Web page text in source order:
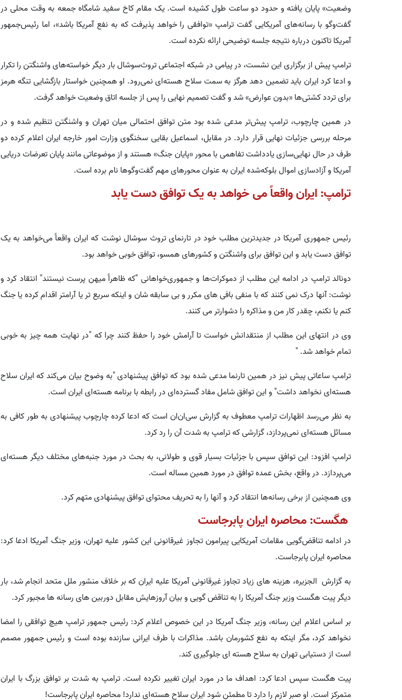
وضعیت» پایان یافته و حدود دو ساعت طول کشیده است. یک مقام کاخ سفید شامگاه جمعه به وقت محلی در
گفت‌وگو با رسانه‌های آمریکایی گفت ترامپ «توافقی را خواهد پذیرفت که به نفع آمریکا باشد»، اما رئیس‌جمهور
آمریکا تاکنون درباره نتیجه جلسه توضیحی ارائه نکرده است.
ترامپ پیش از برگزاری این نشست، در پیامی در شبکه اجتماعی تروث‌سوشال بار دیگر خواسته‌های واشنگتن را تکرار
و ادعا کرد ایران باید تضمین دهد هرگز به سمت سلاح هسته‌ای نمی‌رود. او همچنین خواستار بازگشایی تنگه هرمز
برای تردد کشتی‌ها «بدون عوارض» شد و گفت تصمیم نهایی را پس از جلسه اتاق وضعیت خواهد گرفت.
در همین چارچوب، ترامپ پیش‌تر مدعی شده بود متن توافق احتمالی میان تهران و واشنگتن تنظیم شده و در
مرحله بررسی جزئیات نهایی قرار دارد. در مقابل، اسماعیل بقایی سخنگوی وزارت امور خارجه ایران اعلام کرده دو
طرف در حال نهایی‌سازی یادداشت تفاهمی با محور «پایان جنگ» هستند و از موضوعاتی مانند پایان تعرضات دریایی
آمریکا و آزادسازی اموال بلوکه‌شده ایران به عنوان محورهای مهم گفت‌وگوها نام برده است.
ترامپ: ایران واقعاً می خواهد به یک توافق دست یابد
رئیس جمهوری آمریکا در جدیدترین مطلب خود در تارنمای تروث سوشال نوشت که ایران واقعاً می‌خواهد به یک
توافق دست یابد و این توافق برای واشنگتن و کشورهای همسو، توافق خوبی خواهد بود.
دونالد ترامپ در ادامه این مطلب از دموکرات‌ها و جمهوری‌خواهانی "که ظاهراً میهن پرست نیستند" انتقاد کرد و
نوشت: آنها درک نمی کنند که با منفی بافی های مکرر و بی سابقه شان و اینکه سریع تر یا آرامتر اقدام کرده یا جنگ
کنم یا نکنم، چقدر کار من و مذاکره را دشوارتر می کنند.
وی در انتهای این مطلب از منتقدانش خواست تا آرامش خود را حفظ کنند چرا که "در نهایت همه چیز به خوبی
تمام خواهد شد. "
ترامپ ساعاتی پیش نیز در همین تارنما مدعی شده بود که توافق پیشنهادی "به وضوح بیان می‌کند که ایران سلاح
هسته‌ای نخواهد داشت" و این توافق شامل مفاد گسترده‌ای در رابطه با برنامه هسته‌ای ایران است.
به نظر می‌رسد اظهارات ترامپ معطوف به گزارش سی‌ان‌ان است که ادعا کرده چارچوب پیشنهادی به طور کافی به
مسائل هسته‌ای نمی‌پردازد، گزارشی که ترامپ به شدت آن را رد کرد.
ترامپ افزود: این توافق سپس با جزئیات بسیار قوی و طولانی، به بحث در مورد جنبه‌های مختلف دیگر هسته‌ای
می‌پردازد. در واقع، بخش عمده توافق در مورد همین مساله است.
وی همچنین از برخی رسانه‌ها انتقاد کرد و آنها را به تحریف محتوای توافق پیشنهادی متهم کرد.
هگست: محاصره ایران پابرجاست
در ادامه تناقض‌گویی مقامات آمریکایی پیرامون تجاوز غیرقانونی این کشور علیه تهران، وزیر جنگ آمریکا ادعا کرد:
محاصره ایران پابرجاست.
به گزارش الجزیره، هزینه های زیاد تجاوز غیرقانونی آمریکا علیه ایران که بر خلاف منشور ملل متحد انجام شد، بار
دیگر پیت هگست وزیر جنگ آمریکا را به تناقض گویی و بیان آروزهایش مقابل دوربین های رسانه ها مجبور کرد.
بر اساس اعلام این رسانه، وزیر جنگ آمریکا در این خصوص اعلام کرد: رئیس جمهور ترامپ هیچ توافقی را امضا
نخواهد کرد، مگر اینکه به نفع کشورمان باشد. مذاکرات با طرف ایرانی سازنده بوده است و رئیس جمهور مصمم
است از دستیابی تهران به سلاح هسته ای جلوگیری کند.
پیت هگست سپس ادعا کرد: اهداف ما در مورد ایران تغییر نکرده است. ترامپ به شدت بر توافق بزرگ با ایران
متمرکز است. او صبر لازم را دارد تا مطمئن شود ایران سلاح هسته‌ای ندارد! محاصره ایران پابرجاست!